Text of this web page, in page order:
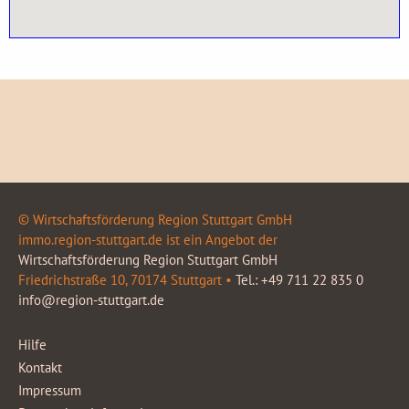
© Wirtschaftsförderung Region Stuttgart GmbH
immo.region-stuttgart.de ist ein Angebot der
Wirtschaftsförderung Region Stuttgart GmbH
Friedrichstraße 10, 70174 Stuttgart • Tel.: +49 711 22 835 0
info@region-stuttgart.de
Hilfe
Kontakt
Impressum